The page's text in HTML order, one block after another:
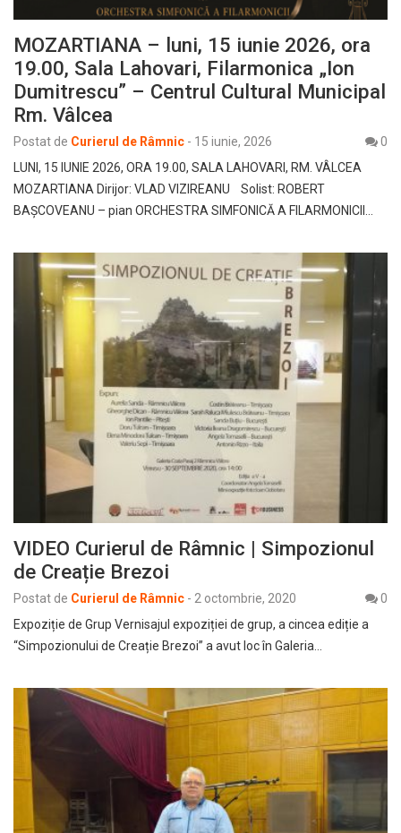
MOZARTIANA – luni, 15 iunie 2026, ora
19.00, Sala Lahovari, Filarmonica „Ion
Dumitrescu” – Centrul Cultural Municipal
Rm. Vâlcea
Postat de Curierul de Râmnic - 15 iunie, 2026
0
LUNI, 15 IUNIE 2026, ORA 19.00, SALA LAHOVARI, RM. VÂLCEA
MOZARTIANA Dirijor: VLAD VIZIREANU Solist: ROBERT
BAȘCOVEANU – pian ORCHESTRA SIMFONICĂ A FILARMONICII…
VIDEO Curierul de Râmnic | Simpozionul
de Creație Brezoi
Postat de Curierul de Râmnic - 2 octombrie, 2020
0
Expoziție de Grup Vernisajul expoziției de grup, a cincea ediție a
“Simpozionului de Creație Brezoi” a avut loc în Galeria…